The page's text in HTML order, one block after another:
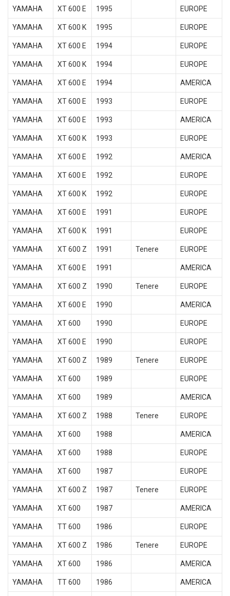
YAMAHA XT 600 E 1995 EUROPE
YAMAHA XT 600 K 1995 EUROPE
YAMAHA XT 600 E 1994 EUROPE
YAMAHA XT 600 K 1994 EUROPE
YAMAHA XT 600 E 1994 AMERICA
YAMAHA XT 600 E 1993 EUROPE
YAMAHA XT 600 E 1993 AMERICA
YAMAHA XT 600 K 1993 EUROPE
YAMAHA XT 600 E 1992 AMERICA
YAMAHA XT 600 E 1992 EUROPE
YAMAHA XT 600 K 1992 EUROPE
YAMAHA XT 600 E 1991 EUROPE
YAMAHA XT 600 K 1991 EUROPE
YAMAHA XT 600 Z 1991 Tenere EUROPE
YAMAHA XT 600 E 1991 AMERICA
YAMAHA XT 600 Z 1990 Tenere EUROPE
YAMAHA XT 600 E 1990 AMERICA
YAMAHA XT 600 1990 EUROPE
YAMAHA XT 600 E 1990 EUROPE
YAMAHA XT 600 Z 1989 Tenere EUROPE
YAMAHA XT 600 1989 EUROPE
YAMAHA XT 600 1989 AMERICA
YAMAHA XT 600 Z 1988 Tenere EUROPE
YAMAHA XT 600 1988 AMERICA
YAMAHA XT 600 1988 EUROPE
YAMAHA XT 600 1987 EUROPE
YAMAHA XT 600 Z 1987 Tenere EUROPE
YAMAHA XT 600 1987 AMERICA
YAMAHA TT 600 1986 EUROPE
YAMAHA XT 600 Z 1986 Tenere EUROPE
YAMAHA XT 600 1986 AMERICA
YAMAHA TT 600 1986 AMERICA